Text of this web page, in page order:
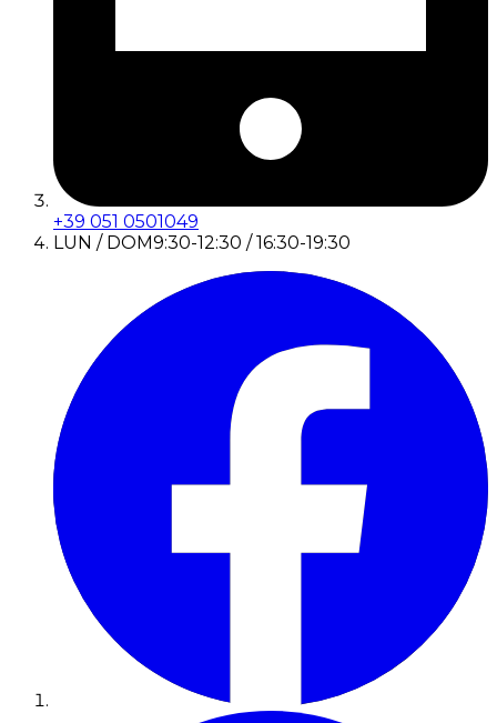
+39 051 0501049
LUN / DOM9:30-12:30 / 16:30-19:30